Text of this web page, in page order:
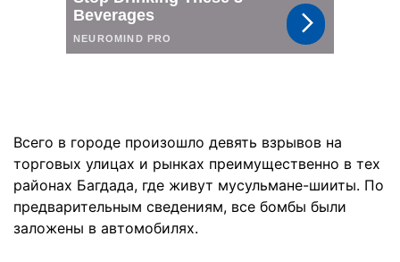
Всего в городе произошло девять взрывов на
торговых улицах и рынках преимущественно в тех
районах Багдада, где живут мусульмане-шииты. По
предварительным сведениям, все бомбы были
заложены в автомобилях.